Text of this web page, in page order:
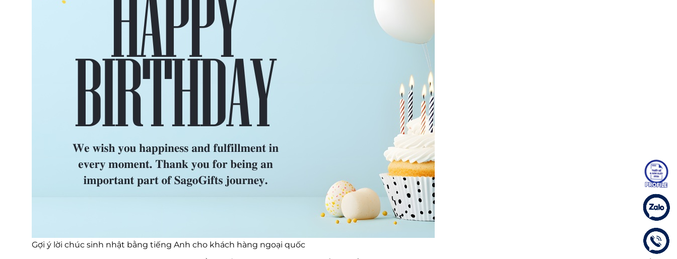
Gợi ý lời chúc sinh nhật bằng tiếng Anh cho khách hàng ngoại quốc